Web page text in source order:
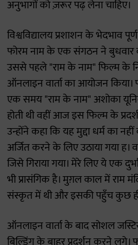
अनुभागों को ज़रूर पढ़ लेना चाहिए।
विश्वविद्यालय प्रशाशन के भेदभाव
फोरम नाम के एक संगठन ने बुधवार
उससे पहले "राम के नाम" फिल्म के
ऑनलाइन वार्ता का आयोजन किया।
एक समय "राम के नाम" अशोका
होती थी वहीं आज इस फिल्म के
उन्होंने कहा कि यह मुद्दा धर्म का
अर्जित करने के लिए उठाया गया ह।
जिसे गिराया गया। मेरे लिए ये एक
भी प्रासंगिक है। मुग़ल काल में राम
संस्कृत में थी और इसकी पहुँच कुछ
ऑनलाइन वार्ता के बाद सोशल